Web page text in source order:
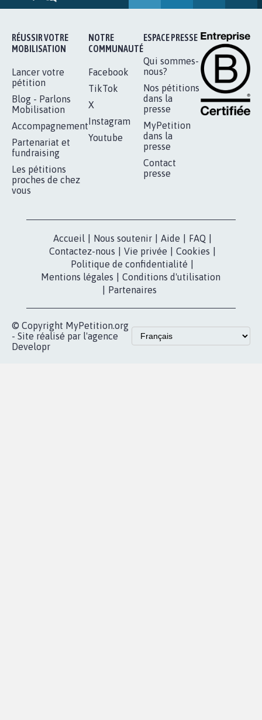
RÉUSSIR VOTRE
MOBILISATION
Lancer votre
pétition
Blog - Parlons
Mobilisation
Accompagnement
Partenariat et
fundraising
Les pétitions
proches de chez
vous
NOTRE
COMMUNAUTÉ
Facebook
TikTok
X
Instagram
Youtube
ESPACE PRESSE
Qui sommes-
nous?
Nos pétitions
dans la
presse
MyPetition
dans la
presse
Contact
presse
Accueil Nous soutenir Aide FAQ
Contactez-nous
Vie privée Cookies
Politique de confidentialité
Mentions légales
Conditions d'utilisation
Partenaires
© Copyright MyPetition.org
- Site réalisé par l'agence
Developr